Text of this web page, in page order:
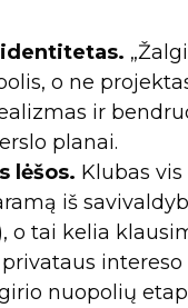
o ne
ir
planai.
lėšos. Klubas vis
iš
o tai kelia
intereso
nuopolių